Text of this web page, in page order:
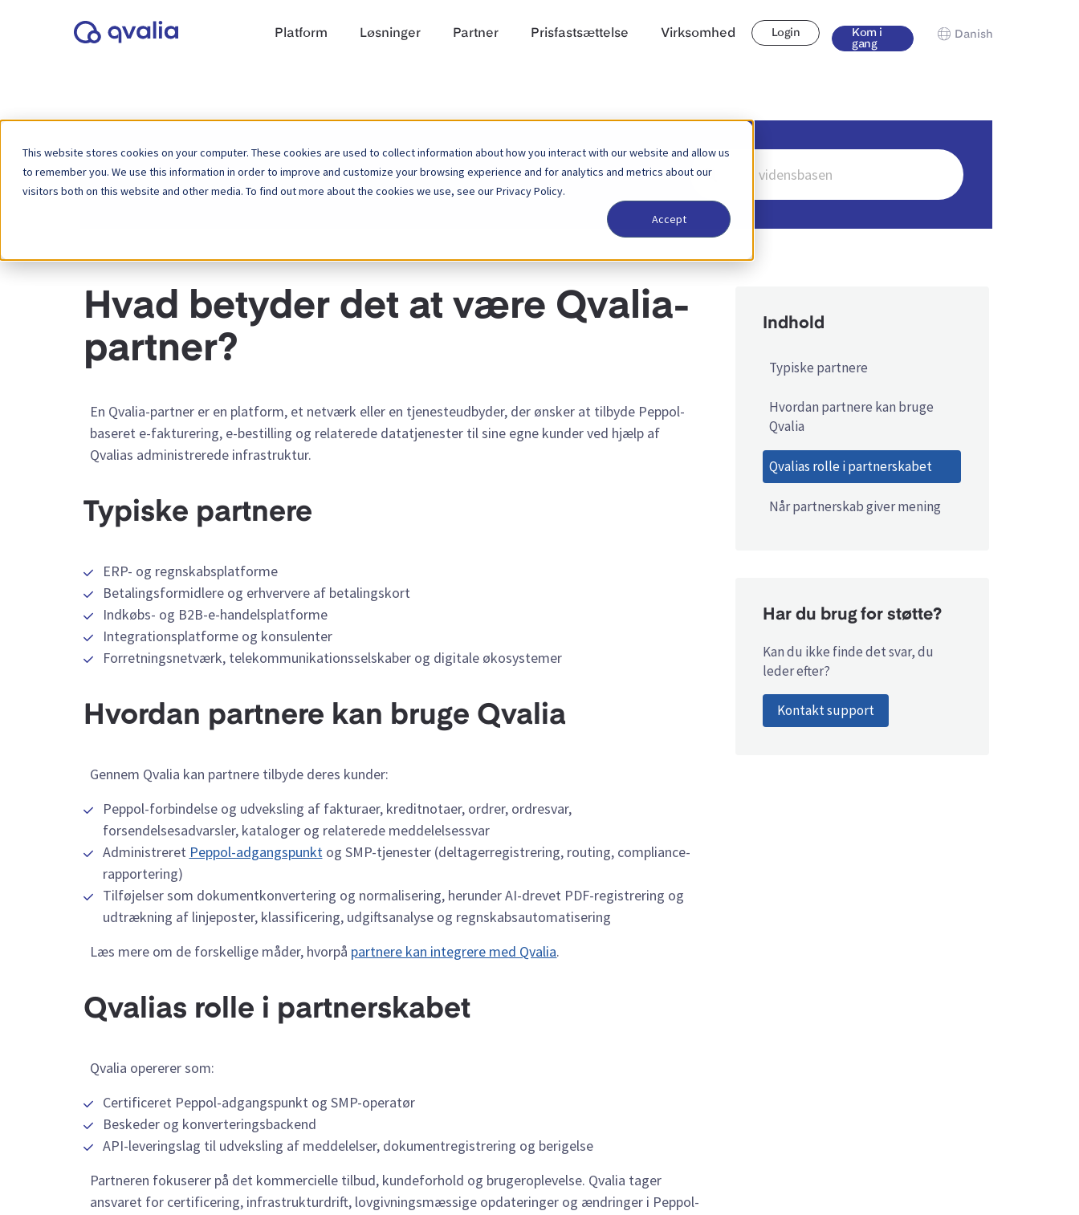
This website stores cookies on your computer. These cookies are used to collect information about how you interact with our website and allow us
to remember you. We use this information in order to improve and customize your browsing experience and for analytics and metrics about our
visitors both on this website and other media. To find out more about the cookies we use, see our Privacy Policy.
Accept
Platform Løsninger Partner Prisfastsættelse Virksomhed Login
Kom i
gang
Danish
Søg
efter
Hjem Vidensbase Partner
Hvad betyder det at være Qvalia-
partner?
En Qvalia-partner er en platform, et netværk eller en tjenesteudbyder, der ønsker at tilbyde Peppol-
baseret e-fakturering, e-bestilling og relaterede datatjenester til sine egne kunder ved hjælp af
Qvalias administrerede infrastruktur.
Typiske partnere
ERP- og regnskabsplatforme
Betalingsformidlere og erhververe af betalingskort
Indkøbs- og B2B-e-handelsplatforme
Integrationsplatforme og konsulenter
Forretningsnetværk, telekommunikationsselskaber og digitale økosystemer
Hvordan partnere kan bruge Qvalia
Gennem Qvalia kan partnere tilbyde deres kunder:
Peppol-forbindelse og udveksling af fakturaer, kreditnotaer, ordrer, ordresvar,
forsendelsesadvarsler, kataloger og relaterede meddelelsessvar
Administreret Peppol-adgangspunkt og SMP-tjenester (deltagerregistrering, routing, compliance-
rapportering)
Tilføjelser som dokumentkonvertering og normalisering, herunder AI-drevet PDF-registrering og
udtrækning af linjeposter, klassificering, udgiftsanalyse og regnskabsautomatisering
Læs mere om de forskellige måder, hvorpå partnere kan integrere med Qvalia.
Qvalias rolle i partnerskabet
Qvalia opererer som:
Certificeret Peppol-adgangspunkt og SMP-operatør
Beskeder og konverteringsbackend
API-leveringslag til udveksling af meddelelser, dokumentregistrering og berigelse
Partneren fokuserer på det kommercielle tilbud, kundeforhold og brugeroplevelse. Qvalia tager
ansvaret for certificering, infrastrukturdrift, lovgivningsmæssige opdateringer og ændringer i Peppol-
Indhold
Typiske partnere
Hvordan partnere kan bruge
Qvalia
Qvalias rolle i partnerskabet
Når partnerskab giver mening
Har du brug for støtte?
Kan du ikke finde det svar, du
leder efter?
Kontakt support